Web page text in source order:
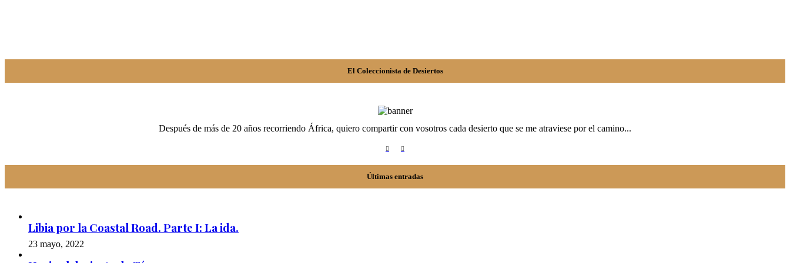
El Coleccionista de Desiertos
Después de más de 20 años recorriendo África, quiero compartir con vosotros cada desierto que se me atraviese por el camino...
Últimas entradas
Libia por la Coastal Road. Parte I: La ida.
23 mayo, 2022